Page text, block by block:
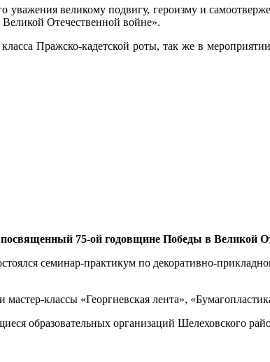
великому подвигу, героизму и
Отечественной войне».
Пражско-кадетской роты, так же в
75-ой годовщине Победы в Великой
семинар-практикум по декоративно-
классы «Георгиевская лента»,
образовательных организаций Шелеховского